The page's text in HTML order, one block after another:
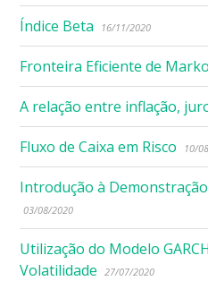
Índice Beta 16/11/2020
Fronteira Eficiente de
A relação entre inflação,
Fluxo de Caixa em Risco 10/
Introdução à
03/08/2020
Utilização do Modelo
Volatilidade
27/07/2020